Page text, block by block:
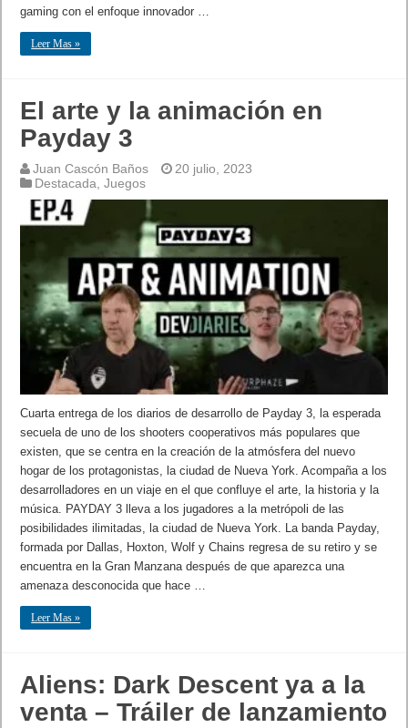
gaming con el enfoque innovador …
Leer Mas »
El arte y la animación en
Payday 3
Juan Cascón Baños
20 julio, 2023
Destacada ,Juegos
Cuarta entrega de los diarios de desarrollo de Payday 3, la esperada
secuela de uno de los shooters cooperativos más populares que
existen, que se centra en la creación de la atmósfera del nuevo
hogar de los protagonistas, la ciudad de Nueva York. Acompaña a los
desarrolladores en un viaje en el que confluye el arte, la historia y la
música. PAYDAY 3 lleva a los jugadores a la metrópoli de las
posibilidades ilimitadas, la ciudad de Nueva York. La banda Payday,
formada por Dallas, Hoxton, Wolf y Chains regresa de su retiro y se
encuentra en la Gran Manzana después de que aparezca una
amenaza desconocida que hace …
Leer Mas »
Aliens: Dark Descent ya a la
venta – Tráiler de lanzamiento